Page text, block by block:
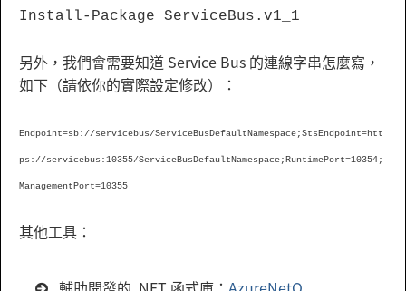
Install-Package ServiceBus.v1_1
另外，我們會需要知道 Service Bus 的連線字串怎麼寫，
如下（請依你的實際設定修改）：
Endpoint=sb://servicebus/ServiceBusDefaultNamespace;StsEndpoint=htt
ps://servicebus:10355/ServiceBusDefaultNamespace;RuntimePort=10354;
ManagementPort=10355
其他工具：